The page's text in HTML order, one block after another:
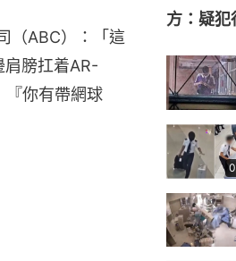
（ABC）：「這
肩膀扛着AR-
『你有帶網球
方：疑犯